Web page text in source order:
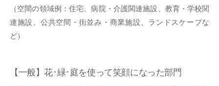
（空間の領域例：住宅、病院・介護関連施設、教育・学校関
連施設、公共空間・街並み・商業施設、ランドスケープな
ど）
【一般】花･緑･庭を使って笑顔になった部門